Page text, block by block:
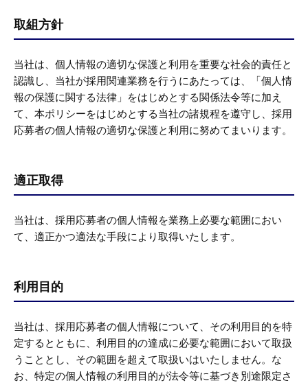
取組方針
当社は、個人情報の適切な保護と利用を重要な社会的責任と
認識し、当社が採用関連業務を行うにあたっては、「個人情
報の保護に関する法律」をはじめとする関係法令等に加え
て、本ポリシーをはじめとする当社の諸規程を遵守し、採用
応募者の個人情報の適切な保護と利用に努めてまいります。
適正取得
当社は、採用応募者の個人情報を業務上必要な範囲におい
て、適正かつ適法な手段により取得いたします。
利用目的
当社は、採用応募者の個人情報について、その利用目的を特
定するとともに、利用目的の達成に必要な範囲において取扱
うこととし、その範囲を超えて取扱いはいたしません。な
お、特定の個人情報の利用目的が法令等に基づき別途限定さ